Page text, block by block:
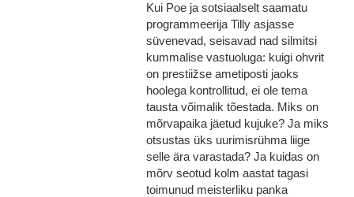
Kui Poe ja sotsiaalselt saamatu
programmeerija Tilly asjasse
süvenevad, seisavad nad silmitsi
kummalise vastuoluga: kuigi ohvrit
on prestiižse ametiposti jaoks
hoolega kontrollitud, ei ole tema
tausta võimalik tõestada. Miks on
mõrvapaika jäetud kujuke? Ja miks
otsustas üks uurimisrühma liige
selle ära varastada? Ja kuidas on
mõrv seotud kolm aastat tagasi
toimunud meisterliku panka